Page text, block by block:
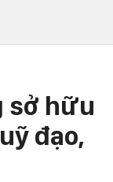
sở hữu
đạo,